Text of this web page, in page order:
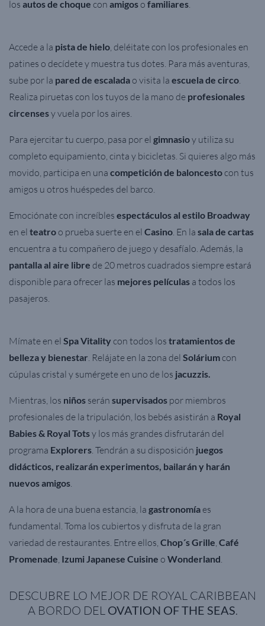
los autos de choque con amigos o familiares.
Accede a la pista de hielo, deléitate con los profesionales en
patines o decídete y muestra tus dotes. Para más aventuras,
sube por la pared de escalada o visita la escuela de circo.
Realiza piruetas con los tuyos de la mano de profesionales
circensesy vuela por los aires.
Para ejercitar tu cuerpo, pasa por el gimnasioy utiliza su
completo equipamiento, cinta y bicicletas. Si quieres algo más
movido, participa en una competición de baloncesto con tus
amigos u otros huéspedes del barco.
Emociónate con increíbles espectáculos al estilo Broadway
en el teatro o prueba suerte en el Casino. En la sala de cartas
encuentra a tu compañero de juego y desafíalo. Además, la
pantalla al aire libre de 20 metros cuadrados siempre estará
disponible para ofrecer las mejores películas a todos los
pasajeros.
Mímate en el Spa Vitality con todos los tratamientos de
belleza y bienestar. Relájate en la zona del Solárium con
cúpulas cristal y sumérgete en uno de los jacuzzis.
Mientras, los niños serán supervisados por miembros
profesionales de la tripulación, los bebés asistirán a Royal
Babies & Royal Totsy los más grandes disfrutarán del
programa Explorers. Tendrán a su disposición juegos
didácticos, realizarán experimentos, bailarán y harán
nuevos amigos.
A la hora de una buena estancia, la gastronomíaes
fundamental. Toma los cubiertos y disfruta de la gran
variedad de restaurantes. Entre ellos, Chop´s Grille, Café
Promenade, Izumi Japanese Cuisine o Wonderland.
DESCUBRE LO MEJOR DE ROYAL CARIBBEAN
A BORDO DEL OVATION OF THE SEAS.